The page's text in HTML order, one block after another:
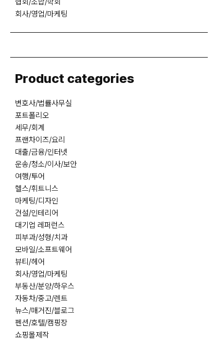
회사/영업/마케팅
Product categories
변호사/법률사무실
포트폴리오
세무/회계
프랜차이즈/요리
대출/금융/인터넷
운송/청소/이사/보안
여행/투어
헬스/휘트니스
마케팅/디자인
건설/인테리어
대기업 레퍼런스
피부과/성형/치과
모바일/소프트웨어
뷰티/헤어
회사/영업/마케팅
부동산/분양/하우스
자동차/중고/렌트
뉴스/매거진/블로그
펜션/호텔/캠핑장
쇼핑몰제작